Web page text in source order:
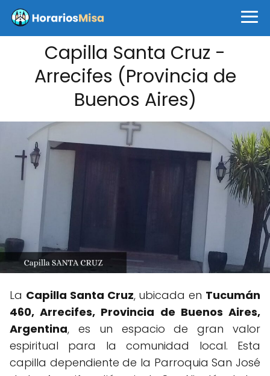
Capilla Santa Cruz -
Arrecifes (Provincia de
Buenos Aires)
La Capilla Santa Cruz, ubicada en Tucumán
460, Arrecifes, Provincia de Buenos Aires,
Argentina, es un espacio de gran valor
espiritual para la comunidad local. Esta
capilla dependiente de la Parroquia San José